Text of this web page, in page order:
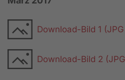
Download-Bild 1
Download-Bild 2